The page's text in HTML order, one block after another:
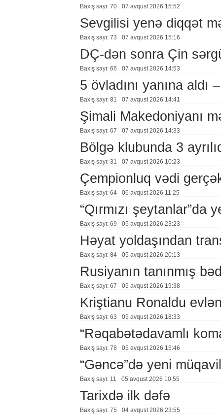
Baxış sayı: 70 07 avqust 2026 15:52
Sevgilisi yenə diqqət
Baxış sayı: 73 07 avqust 2026 15:16
DÇ-dən sonra Çin
Baxış sayı: 66 07 avqust 2026 14:53
5 övladını yanına aldı
Baxış sayı: 81 07 avqust 2026 14:41
Şimali Makedoniyanı
Baxış sayı: 67 07 avqust 2026 14:33
Bölgə klubunda 3
Baxış sayı: 31 07 avqust 2026 10:23
Çempionluq vədi
Baxış sayı: 64 06 avqust 2026 11:25
“Qırmızı şeytanlar”da
Baxış sayı: 69 05 avqust 2026 23:23
Həyat yoldaşından
Baxış sayı: 84 05 avqust 2026 20:13
Rusiyanın tanınmış
Baxış sayı: 67 05 avqust 2026 19:38
Kriştianu Ronaldu
Baxış sayı: 63 05 avqust 2026 18:33
“Rəqabətədavamlı
Baxış sayı: 78 05 avqust 2026 15:46
“Gəncə”də yeni
Baxış sayı: 11 05 avqust 2026 10:55
Tarixdə ilk dəfə
Baxış sayı: 75 04 avqust 2026 23:55